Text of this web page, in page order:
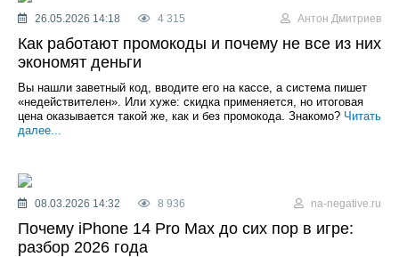
26.05.2026 14:18 4 315 Антон Дмитриев
Как работают промокоды и почему не все из них
экономят деньги
Вы нашли заветный код, вводите его на кассе, а система пишет
«недействителен». Или хуже: скидка применяется, но итоговая
цена оказывается такой же, как и без промокода. Знакомо? Читать
далее...
08.03.2026 14:32 8 936 na-negative.ru
Почему iPhone 14 Pro Max до сих пор в игре:
разбор 2026 года